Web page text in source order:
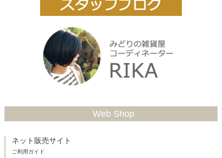
Web Shop
ネット販売サイト
ご利用ガイド